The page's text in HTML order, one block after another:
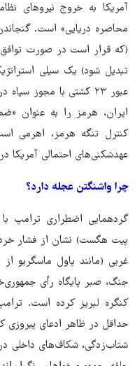
آمریکا به خروج نیروهای
محاصره دریایی» است.
(که قرار است در صورت توافق
تبدیل شود) یک سیلی
ایران، هرمز را به عنوان
کنترل تنگه هرمز، اهرمی
عهدشکنی‌های احتمالی آمریکا
چرا واشنگتن عجله دارد؟
گردهمایی اضطراری ترامپ
پیت هگست) نشان از فشار
غربی (مانند پاول ماسگریو
جنگ، صبر پایگاه رأی
کنگره لبریز کرده است.
حداقل در ظاهر ادعای
شتاب‌زدگی، شکاف‌های داخلی